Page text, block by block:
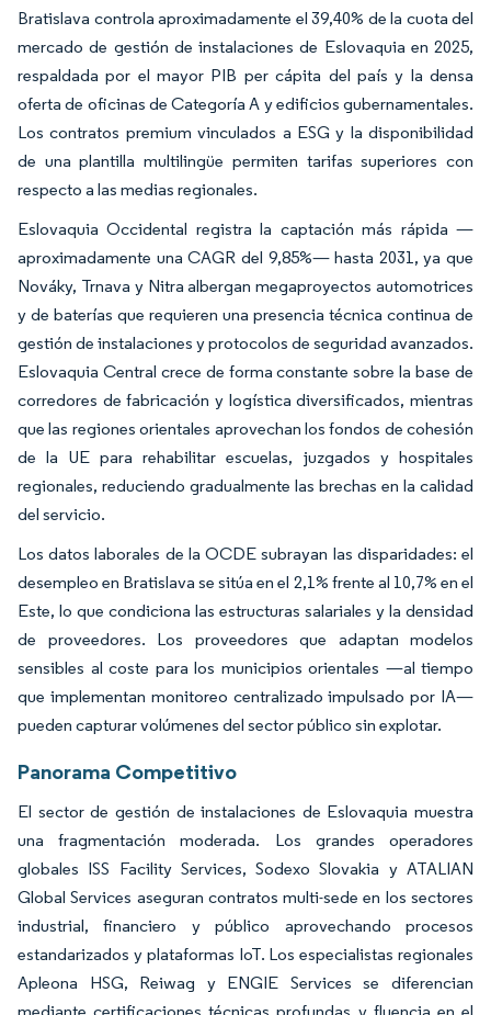
Bratislava controla aproximadamente el 39,40% de la cuota del
mercado de gestión de instalaciones de Eslovaquia en 2025,
respaldada por el mayor PIB per cápita del país y la densa
oferta de oficinas de Categoría A y edificios gubernamentales.
Los contratos premium vinculados a ESG y la disponibilidad
de una plantilla multilingüe permiten tarifas superiores con
respecto a las medias regionales.
Eslovaquia Occidental registra la captación más rápida —
aproximadamente una CAGR del 9,85%— hasta 2031, ya que
Nováky, Trnava y Nitra albergan megaproyectos automotrices
y de baterías que requieren una presencia técnica continua de
gestión de instalaciones y protocolos de seguridad avanzados.
Eslovaquia Central crece de forma constante sobre la base de
corredores de fabricación y logística diversificados, mientras
que las regiones orientales aprovechan los fondos de cohesión
de la UE para rehabilitar escuelas, juzgados y hospitales
regionales, reduciendo gradualmente las brechas en la calidad
del servicio.
Los datos laborales de la OCDE subrayan las disparidades: el
desempleo en Bratislava se sitúa en el 2,1% frente al 10,7% en el
Este, lo que condiciona las estructuras salariales y la densidad
de proveedores. Los proveedores que adaptan modelos
sensibles al coste para los municipios orientales —al tiempo
que implementan monitoreo centralizado impulsado por IA—
pueden capturar volúmenes del sector público sin explotar.
Panorama Competitivo
El sector de gestión de instalaciones de Eslovaquia muestra
una fragmentación moderada. Los grandes operadores
globales ISS Facility Services, Sodexo Slovakia y ATALIAN
Global Services aseguran contratos multi-sede en los sectores
industrial, financiero y público aprovechando procesos
estandarizados y plataformas IoT. Los especialistas regionales
Apleona HSG, Reiwag y ENGIE Services se diferencian